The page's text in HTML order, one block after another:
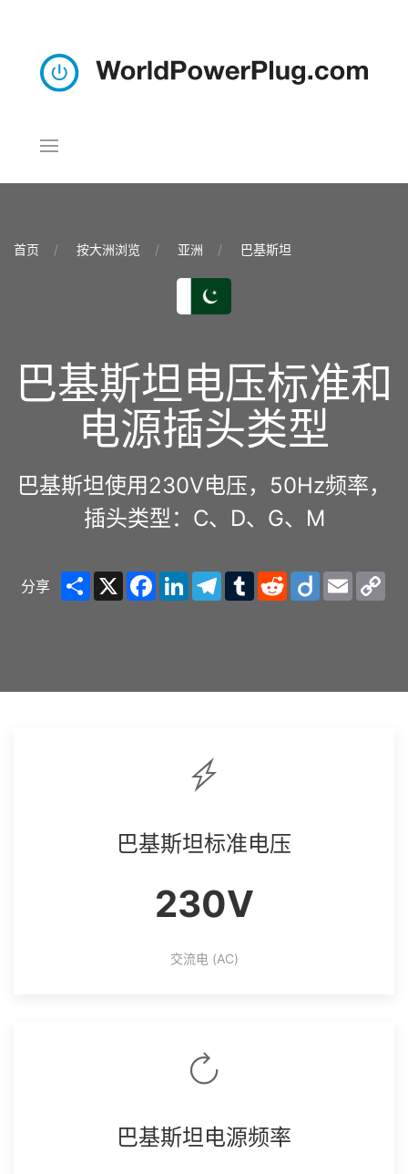
首页 按大洲浏览 亚洲 巴基斯坦
巴基斯坦电压标准和
电源插头类型
巴基斯坦使用230V电压，50Hz频率，
插头类型：C、D、G、M
分享 ShareX Facebook
LinkedInTelegram
TumblrRedditDiigo Email
巴基斯坦标准电压
230V
交流电 (AC)
巴基斯坦电源频率